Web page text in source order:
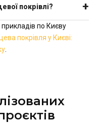
покрівлі?
по Києву
покрівля у Києві: